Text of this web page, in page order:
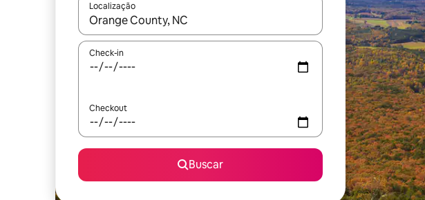
Localização
Quando os resultados estiverem disponíveis, explore-os usando as seta
Check-in
Checkout
Buscar